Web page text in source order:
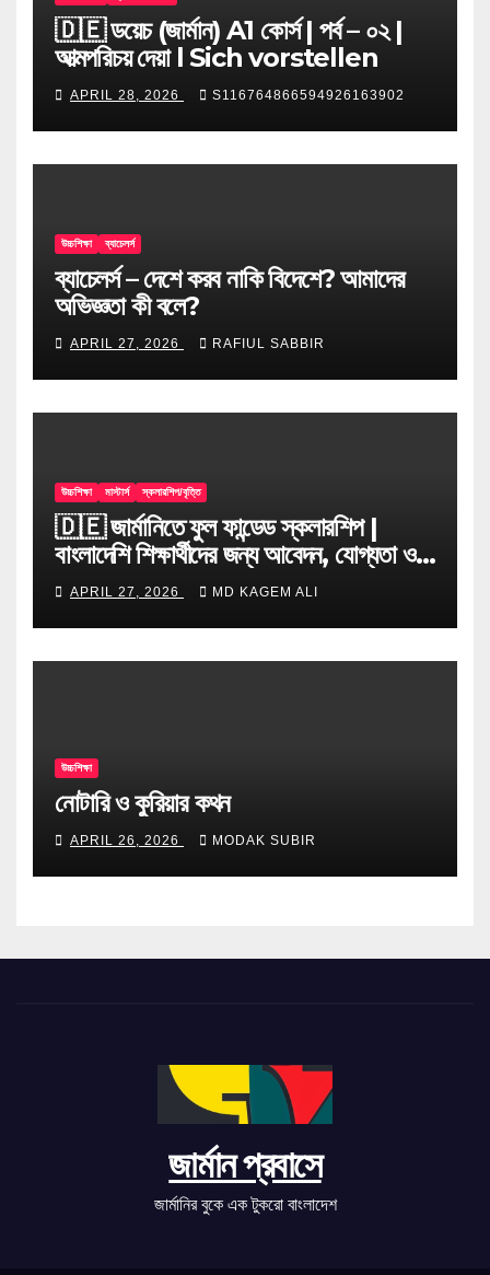
🇩🇪 ডয়েচ (জার্মান) A1 কোর্স | পর্ব – ০২ |
আত্মপরিচয় দেয়া l Sich vorstellen
APRIL 28, 2026 S116764866594926163902
উচ্চশিক্ষা ব্যাচেলর্স
ব্যাচেলর্স – দেশে করব নাকি বিদেশে? আমাদের
অভিজ্ঞতা কী বলে?
APRIL 27, 2026 RAFIUL SABBIR
উচ্চশিক্ষা মাস্টার্স স্কলারশিপ/বৃত্তি
🇩🇪 জার্মানিতে ফুল ফান্ডেড স্কলারশিপ |
বাংলাদেশি শিক্ষার্থীদের জন্য আবেদন, যোগ্যতা ও
টিপস
APRIL 27, 2026 MD KAGEM ALI
উচ্চশিক্ষা
নোটারি ও কুরিয়ার কথন
APRIL 26, 2026 MODAK SUBIR
জার্মান প্রবাসে
জার্মানির বুকে এক টুকরো বাংলাদেশ